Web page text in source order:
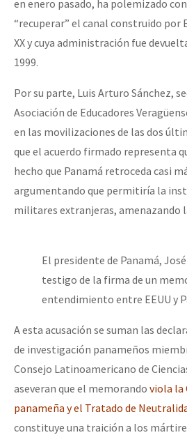
en enero pasado, ha polemizado
“recuperar” el canal construido por
XX y cuya administración fue
1999.
Por su parte, Luis Arturo Sánchez,
Asociación de Educadores
en las movilizaciones de las dos
que el acuerdo firmado representa
hecho que Panamá retroceda casi
argumentando que permitiría la
militares extranjeras, amenazando
El presidente de Panamá,
testigo de la firma de un
entendimiento entre EEUU y
A esta acusación se suman las
de investigación panameños
Consejo Latinoamericano de
aseveran que el memorando viola la
panameña y el Tratado de
constituye una traición a los